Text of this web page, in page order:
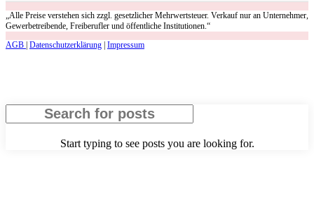
„Alle Preise verstehen sich zzgl. gesetzlicher Mehrwertsteuer. Verkauf nur an Unternehmer,
Gewerbetreibende, Freiberufler und öffentliche Institutionen.“
AGB Datenschutzerklärung Impressum
Start typing to see posts you are looking for.
Schließen